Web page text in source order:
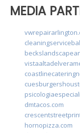
MEDIA
dmtacos.com
hornopizza.com